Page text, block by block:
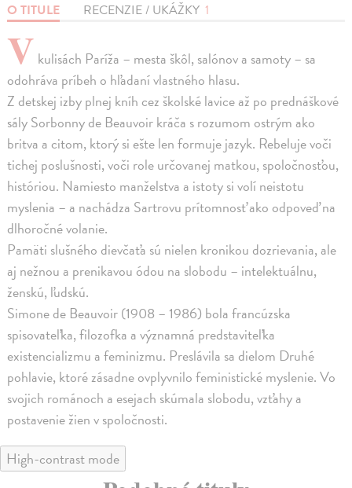
O TITULE RECENZIE / UKÁŽKY 1
V kulisách Paríža – mesta škôl, salónov a samoty – sa
odohráva príbeh o hľadaní vlastného hlasu.
Z detskej izby plnej kníh cez školské lavice až po prednáškové
sály Sorbonny de Beauvoir kráča s rozumom ostrým ako
britva a citom, ktorý si ešte len formuje jazyk. Rebeluje voči
tichej poslušnosti, voči role určovanej matkou, spoločnosťou,
históriou. Namiesto manželstva a istoty si volí neistotu
myslenia – a nachádza Sartrovu prítomnosť ako odpoveď na
dlhoročné volanie.
Pamäti slušného dievčaťa sú nielen kronikou dozrievania, ale
aj nežnou a prenikavou ódou na slobodu – intelektuálnu,
ženskú, ľudskú.
Simone de Beauvoir (1908 – 1986) bola francúzska
spisovateľka, filozofka a významná predstaviteľka
existencializmu a feminizmu. Preslávila sa dielom Druhé
pohlavie, ktoré zásadne ovplyvnilo feministické myslenie. Vo
svojich románoch a esejach skúmala slobodu, vzťahy a
postavenie žien v spoločnosti.
High-contrast mode